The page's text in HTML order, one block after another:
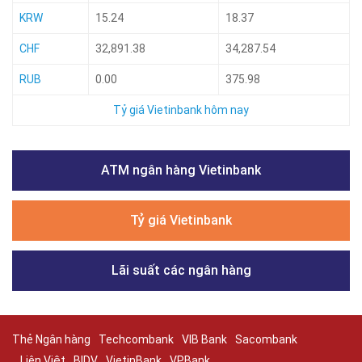
KRW 15.24 18.37
CHF 32,891.38 34,287.54
RUB 0.00 375.98
Tỷ giá Vietinbank hôm nay
ATM ngân hàng Vietinbank
Tỷ giá Vietinbank
Lãi suất các ngân hàng
Thẻ Ngân hàng Techcombank VIB Bank
Sacombank